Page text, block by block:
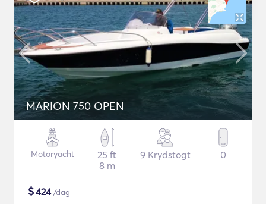
MARION 750 OPEN
Motoryacht
25 ft
8 m
9 Krydstogt 0
$424/dag